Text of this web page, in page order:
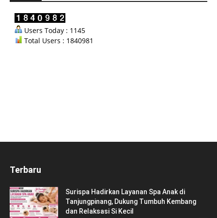
Users Today : 1145
Total Users : 1840981
Terbaru
Surispa Hadirkan Layanan Spa Anak di
Tanjungpinang, Dukung Tumbuh Kembang
dan Relaksasi Si Kecil